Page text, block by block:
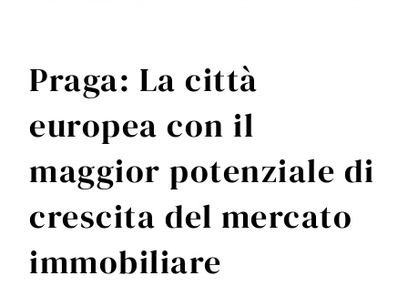
Praga: La città
europea con il
maggior potenziale di
crescita del mercato
immobiliare